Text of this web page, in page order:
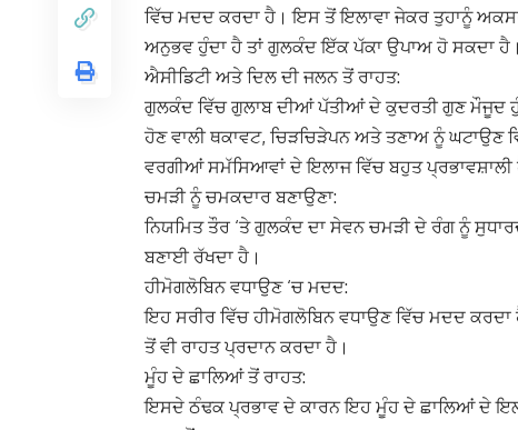
ਵਿੱਚ ਮਦਦ ਕਰਦਾ ਹੈ। ਇਸ ਤੋਂ ਇਲਾਵਾ ਜੇਕਰ ਤੁਹਾਨੂੰ
ਅਨੁਭਵ ਹੁੰਦਾ ਹੈ ਤਾਂ ਗੁਲਕੰਦ ਇੱਕ ਪੱਕਾ ਉਪਾਅ ਹੋ ਸਕਦਾ ਹੈ।
ਐਸੀਡਿਟੀ ਅਤੇ ਦਿਲ ਦੀ ਜਲਨ ਤੋਂ ਰਾਹਤ:
ਗੁਲਕੰਦ ਵਿੱਚ ਗੁਲਾਬ ਦੀਆਂ ਪੱਤੀਆਂ ਦੇ ਕੁਦਰਤੀ ਗੁਣ ਮੌਜੂਦ
ਹੋਣ ਵਾਲੀ ਥਕਾਵਟ, ਚਿੜਚਿੜੇਪਨ ਅਤੇ ਤਣਾਅ ਨੂੰ
ਵਰਗੀਆਂ ਸਮੱਸਿਆਵਾਂ ਦੇ ਇਲਾਜ ਵਿੱਚ ਬਹੁਤ ਪ੍ਰਭਾਵਸ਼ਾਲੀ
ਚਮੜੀ ਨੂੰ ਚਮਕਦਾਰ ਬਣਾਉਣਾ:
ਨਿਯਮਿਤ ਤੌਰ ‘ਤੇ ਗੁਲਕੰਦ ਦਾ ਸੇਵਨ ਚਮੜੀ ਦੇ ਰੰਗ ਨੂੰ
ਬਣਾਈ ਰੱਖਦਾ ਹੈ।
ਹੀਮੋਗਲੋਬਿਨ ਵਧਾਉਣ ‘ਚ ਮਦਦ:
ਇਹ ਸਰੀਰ ਵਿੱਚ ਹੀਮੋਗਲੋਬਿਨ ਵਧਾਉਣ ਵਿੱਚ ਮਦਦ
ਤੋਂ ਵੀ ਰਾਹਤ ਪ੍ਰਦਾਨ ਕਰਦਾ ਹੈ।
ਮੂੰਹ ਦੇ ਛਾਲਿਆਂ ਤੋਂ ਰਾਹਤ:
ਇਸਦੇ ਠੰਢਕ ਪ੍ਰਭਾਵ ਦੇ ਕਾਰਨ ਇਹ ਮੂੰਹ ਦੇ ਛਾਲਿਆਂ ਦੇ